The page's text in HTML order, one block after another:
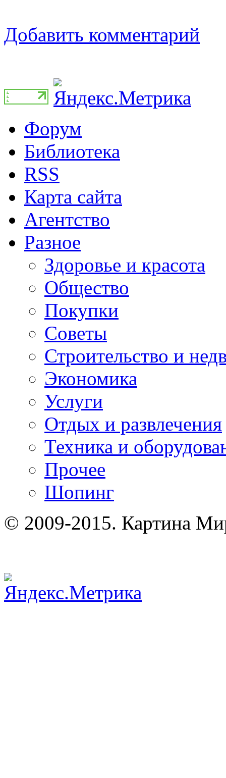
Добавить комментарий
Форум
Библиотека
RSS
Карта сайта
Агентство
Разное
Здоровье и красота
Общество
Покупки
Советы
Строительство и
Экономика
Услуги
Отдых и развлечения
Техника и
Прочее
Шопинг
© 2009-2015. Картина